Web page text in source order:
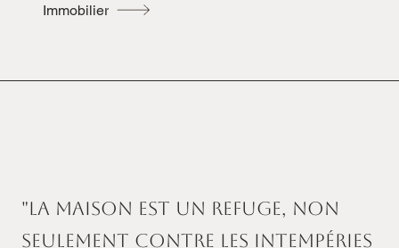
Immobilier
"La maison est un refuge, non
seulement contre les intempéries